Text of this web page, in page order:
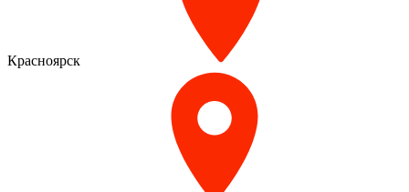
Красноярск